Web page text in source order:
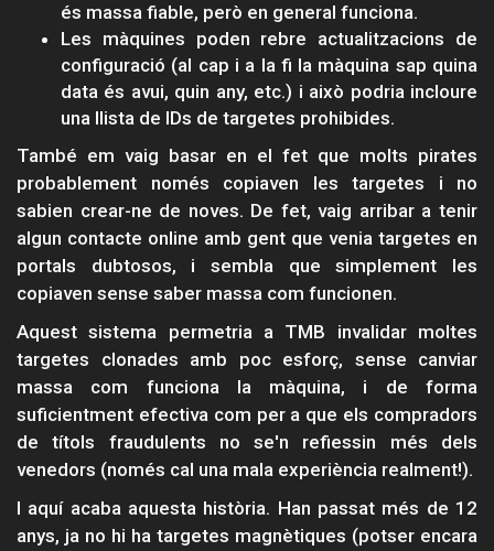
és massa fiable, però en general funciona.
Les màquines poden rebre actualitzacions de
configuració (al cap i a la fi la màquina sap quina
data és avui, quin any, etc.) i això podria incloure
una llista de IDs de targetes prohibides.
També em vaig basar en el fet que molts pirates
probablement només copiaven les targetes i no
sabien crear-ne de noves. De fet, vaig arribar a tenir
algun contacte online amb gent que venia targetes en
portals dubtosos, i sembla que simplement les
copiaven sense saber massa com funcionen.
Aquest sistema permetria a TMB invalidar moltes
targetes clonades amb poc esforç, sense canviar
massa com funciona la màquina, i de forma
suficientment efectiva com per a que els compradors
de títols fraudulents no se'n refiessin més dels
venedors (només cal una mala experiència realment!).
I aquí acaba aquesta història. Han passat més de 12
anys, ja no hi ha targetes magnètiques (potser encara